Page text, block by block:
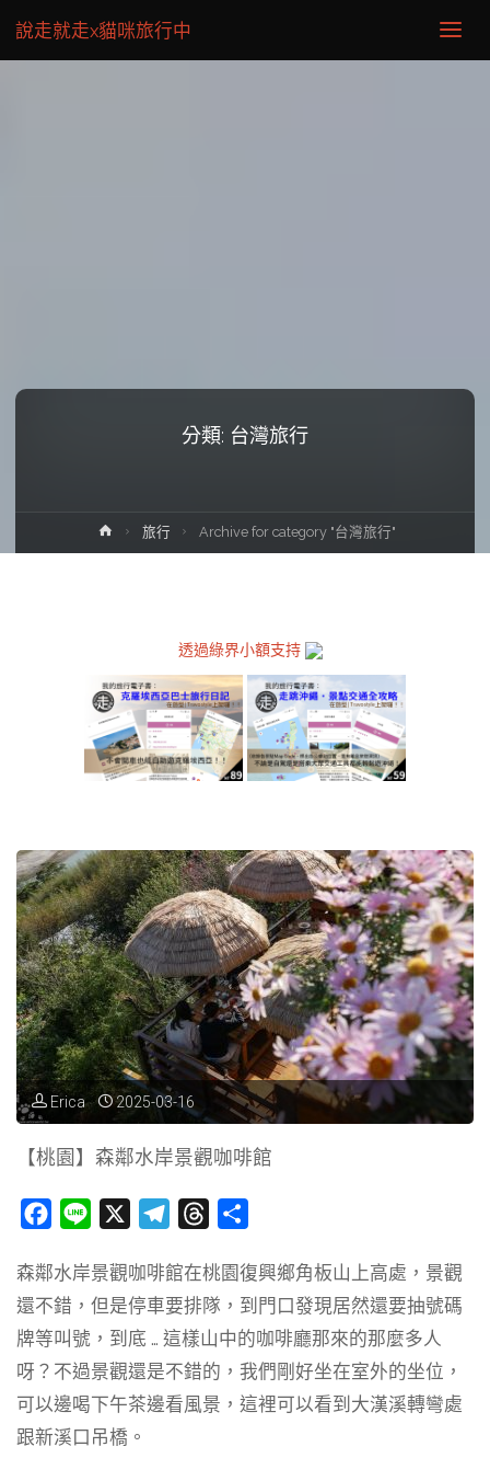
說走就走x貓咪旅行中
分類: 台灣旅行
Home旅行 Archive for category "台灣旅行"
透過綠界小額支持
Erica 2025-03-16
【桃園】森鄰水岸景觀咖啡館
c
e
b
o
o
k
n
e
l
e
g
r
a
r
e
a
d
s
森鄰水岸景觀咖啡館在桃園復興鄉角板山上高處，景觀
還不錯，但是停車要排隊，到門口發現居然還要抽號碼
牌等叫號，到底 … 這樣山中的咖啡廳那來的那麼多人
呀？不過景觀還是不錯的，我們剛好坐在室外的坐位，
可以邊喝下午茶邊看風景，這裡可以看到大漢溪轉彎處
跟新溪口吊橋。